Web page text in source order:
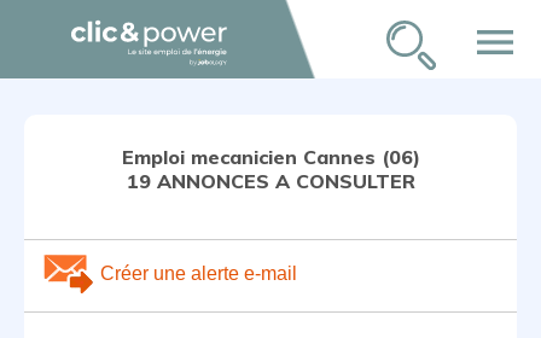
menu
Emploi mecanicien Cannes (06)
19 ANNONCES A CONSULTER
Créer une alerte e-mail